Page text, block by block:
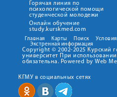
Горячая линия по
психологической помощи
студенческой молодежи
Онлайн обучение
study.kurskmed.com
Главная Карты Поиск
Экстренная информация
Copyright © 2002-2025 Курский
университет При
обязательна. Powered by Web
КГМУ в социальных сетях